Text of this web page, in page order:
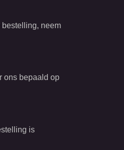
bestelling, neem
ons bepaald op
is